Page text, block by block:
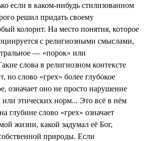
если в каком-нибудь стилизованном
решил придать своему
колорит. На место понятия, которое
с религиозными смыслами,
— «порок» или
слова в религиозном контексте
но слово «грех» более глубокое
означает оно не просто нарушение
этических норм... Это всё в нём
глубине слово «грех» означает
жизни, какой задумал её Бог,
природы. Если